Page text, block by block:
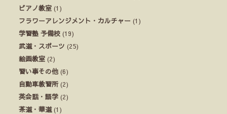
ピアノ教室 (1)
フラワーアレンジメント・カルチャー (1)
学習塾 予備校 (19)
武道・スポーツ (25)
絵画教室 (2)
習い事その他 (6)
自動車教習所(2)
英会話・語学 (2)
茶道・華道(1)